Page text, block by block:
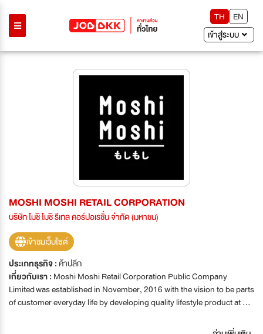
TH
EN
เข้าสู่ระบบ
MOSHI MOSHI RETAIL CORPORATION
บริษัท โมชิ โมชิ รีเทล คอร์ปอเรชั่น จำกัด (มหาชน)
เข้าชมเว็บไซต์
ประเภทธุรกิจ :ค้าปลีก
เกี่ยวกับเรา : Moshi Moshi Retail Corporation Public Company
Limited was established in November, 2016 with the vision to be parts
of customer everyday life by developing quality lifestyle product at an
of products, which are carefully designed to perfectly fit their modern